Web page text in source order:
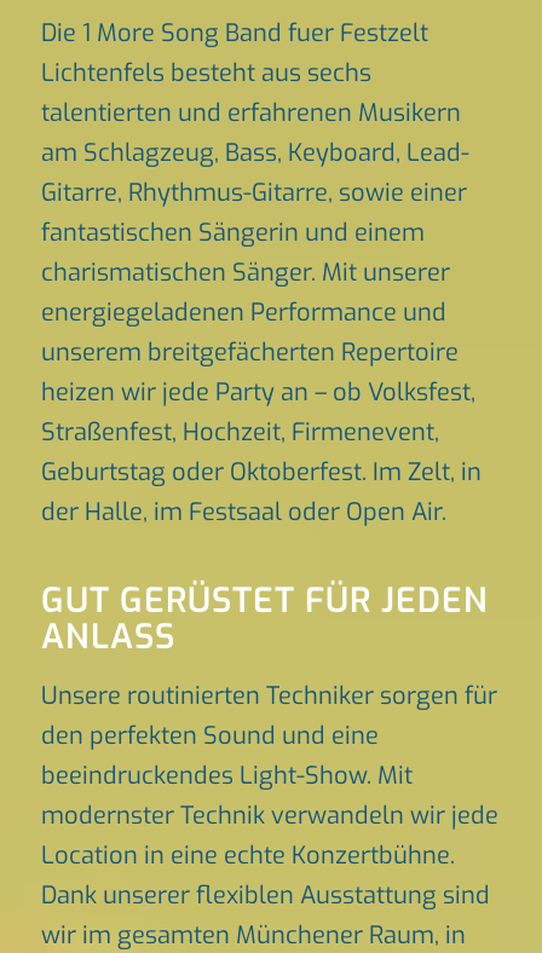
Die 1 More Song Band fuer Festzelt
Lichtenfels besteht aus sechs
talentierten und erfahrenen Musikern
am Schlagzeug, Bass, Keyboard, Lead-
Gitarre, Rhythmus-Gitarre, sowie einer
fantastischen Sängerin und einem
charismatischen Sänger. Mit unserer
energiegeladenen Performance und
unserem breitgefächerten Repertoire
heizen wir jede Party an – ob Volksfest,
Straßenfest, Hochzeit, Firmenevent,
Geburtstag oder Oktoberfest. Im Zelt, in
der Halle, im Festsaal oder Open Air.
GUT GERÜSTET FÜR JEDEN
ANLASS
Unsere routinierten Techniker sorgen für
den perfekten Sound und eine
beeindruckendes Light-Show. Mit
modernster Technik verwandeln wir jede
Location in eine echte Konzertbühne.
Dank unserer flexiblen Ausstattung sind
wir im gesamten Münchener Raum, in